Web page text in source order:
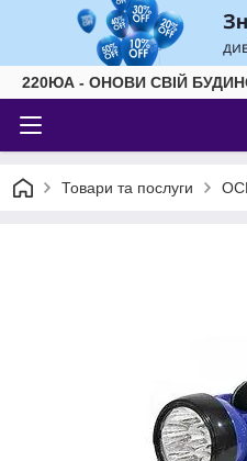
220ЮА - ОНОВИ СВІЙ
Товари та послуги